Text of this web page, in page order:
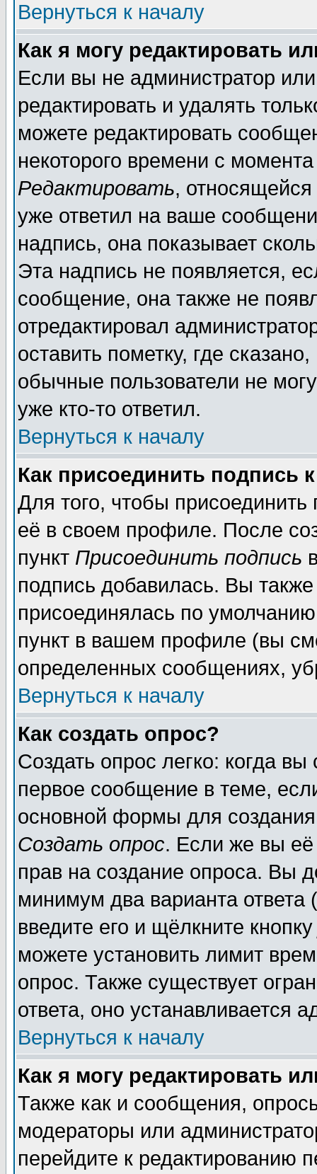
Вернуться к началу
Как я могу редактировать
Если вы не администратор
редактировать и удалять
можете редактировать
некоторого времени с
Редактировать,
уже ответил на ваше
надпись, она показывает
Эта надпись не появляется,
сообщение, она также не
отредактировал
оставить пометку, где
обычные пользователи не
уже кто-то ответил.
Вернуться к началу
Как присоединить подпись
Для того, чтобы
её в своем профиле. После
пункт Присоединить подпись
подпись добавилась. Вы
присоединялась по
пункт в вашем профиле (вы
определенных сообщениях,
Вернуться к началу
Как создать опрос?
Создать опрос легко: когда
первое сообщение в теме,
основной формы для
Создать опрос. Если же вы её
прав на создание опроса. Вы
минимум два варианта ответа
введите его и щёлкните
можете установить лимит
опрос. Также существует
ответа, оно устанавливается
Вернуться к началу
Как я могу редактировать
Также как и сообщения,
модераторы или
перейдите к редактированию